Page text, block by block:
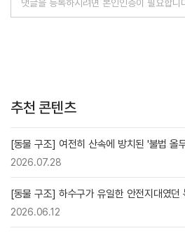
추천 콘텐츠
[동물 구조] 여전히 산속에 방치된 '불법 올
2026.07.28
[동물 구조] 하수구가 유일한 안전지대였던
2026.06.12